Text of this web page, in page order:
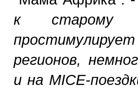
к старому
регионов,
и на MICE-